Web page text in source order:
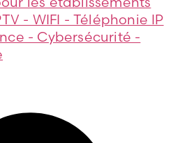
- WIFI - Téléphonie IP
- Cybersécurité -